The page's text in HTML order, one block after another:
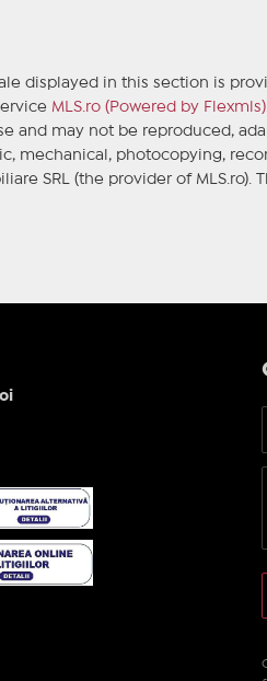
displayed in this section is
MLS.ro (Powered by Flexmls)
and may not be reproduced,
mechanical, photocopying,
SRL (the provider of MLS.ro).